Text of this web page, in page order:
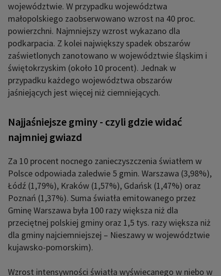
województwie. W przypadku województwa
małopolskiego zaobserwowano wzrost na 40 proc.
powierzchni. Najmniejszy wzrost wykazano dla
podkarpacia. Z kolei największy spadek obszarów
zaświetlonych zanotowano w województwie śląskim i
świętokrzyskim (około 10 procent). Jednak w
przypadku każdego województwa obszarów
jaśniejących jest więcej niż ciemniejących.
Najjaśniejsze gminy - czyli gdzie widać
najmniej gwiazd
Za 10 procent nocnego zanieczyszczenia światłem w
Polsce odpowiada zaledwie 5 gmin. Warszawa (3,98%),
Łódź (1,79%), Kraków (1,57%), Gdańsk (1,47%) oraz
Poznań (1,37%). Suma światła emitowanego przez
Gminę Warszawa była 100 razy większa niż dla
przeciętnej polskiej gminy oraz 1,5 tys. razy większa niż
dla gminy najciemniejszej – Nieszawy w województwie
kujawsko-pomorskim).
Wzrost intensywności światła wyświecanego w niebo w